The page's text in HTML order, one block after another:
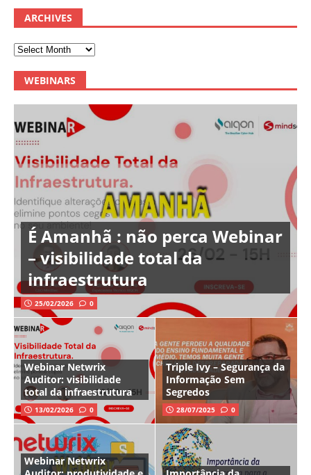
ARCHIVES
WEBINARS
É Amanhã : não perca Webinar
– visibilidade total da
infraestrutura
25/02/2026 0
Webinar Netwrix
Auditor: visibilidade
total da infraestrutura
13/02/2026 0
Triple Ivy – Segurança da
Informação Sem
Segredos
28/07/2025 0
Webinar Netwrix